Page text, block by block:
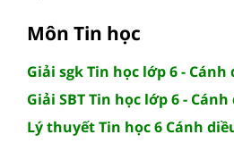
Môn Tin học
Giải sgk Tin học lớp 6 - Cánh
Giải SBT Tin học lớp 6 - Cánh
Lý thuyết Tin học 6 Cánh